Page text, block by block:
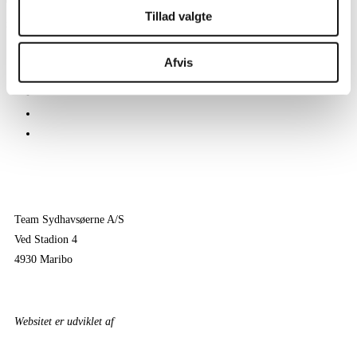
Tillad valgte
Afvis
Træningskampe 2026
Team Sydhavsøerne A/S
Ved Stadion 4
4930 Maribo
Websitet er udviklet af